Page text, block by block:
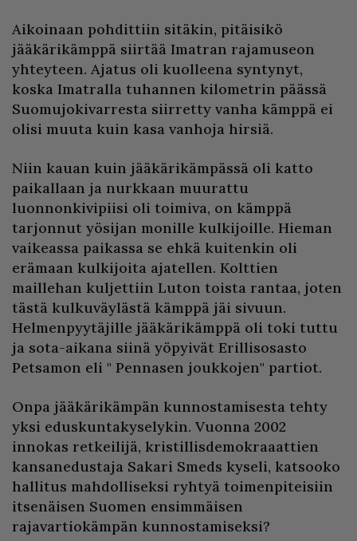
Aikoinaan pohdittiin sitäkin, pitäisikö
jääkärikämppä siirtää Imatran rajamuseon
yhteyteen. Ajatus oli kuolleena syntynyt,
koska Imatralla tuhannen kilometrin päässä
Suomujokivarresta siirretty vanha kämppä ei
olisi muuta kuin kasa vanhoja hirsiä.
Niin kauan kuin jääkärikämpässä oli katto
paikallaan ja nurkkaan muurattu
luonnonkivipiisi oli toimiva, on kämppä
tarjonnut yösijan monille kulkijoille. Hieman
vaikeassa paikassa se ehkä kuitenkin oli
erämaan kulkijoita ajatellen. Kolttien
maillehan kuljettiin Luton toista rantaa, joten
tästä kulkuväylästä kämppä jäi sivuun.
Helmenpyytäjille jääkärikämppä oli toki tuttu
ja sota-aikana siinä yöpyivät Erillisosasto
Petsamon eli " Pennasen joukkojen" partiot.
Onpa jääkärikämpän kunnostamisesta tehty
yksi eduskuntakyselykin. Vuonna 2002
innokas retkeilijä, kristillisdemokraaattien
kansanedustaja Sakari Smeds kyseli, katsooko
hallitus mahdolliseksi ryhtyä toimenpiteisiin
itsenäisen Suomen ensimmäisen
rajavartiokämpän kunnostamiseksi?